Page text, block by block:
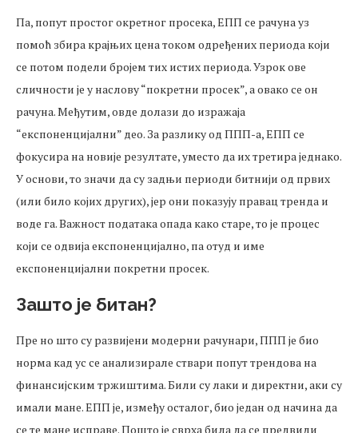
Па, попут простог окретног просека, ЕПП се рачуна уз
помоћ збира крајњих цена током одређених периода који
се потом подели бројем тих истих периода. Узрок ове
сличности је у наслову “покретни просек”, а овако се он
рачуна. Међутим, овде долази до изражаја
“експоненцијални” део. За разлику од ППП-а, ЕПП се
фокусира на новије резултате, уместо да их третира једнако.
У основи, то значи да су задњи периоди битнији од првих
(или било којих других), јер они показују правац тренда и
воде га. Важност података опада како старе, то је процес
који се одвија експоненцијално, па отуд и име
експоненцијални покретни просек.
Зашто је битан?
Пре но што су развијени модерни рачунари, ППП је био
норма кад ус се анализирале ствари попут трендова на
финансијским тржиштима. Били су лаки и директни, аки су
имали мане. ЕПП је, између осталог, био један од начина да
се те мане исправе. Пошто је сврха била да се предвиди